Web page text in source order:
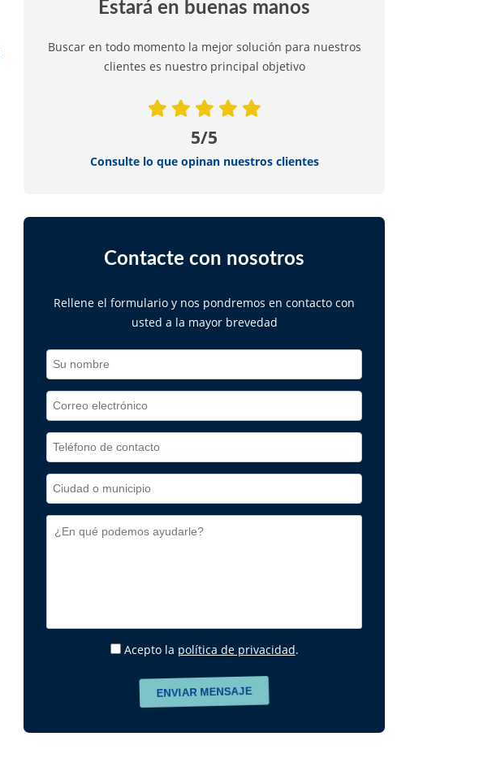
Estará en buenas manos
Buscar en todo momento la mejor solución para nuestros
clientes es nuestro principal objetivo
5/5
Consulte lo que opinan nuestros clientes
Contacte con nosotros
Rellene el formulario y nos pondremos en contacto con
usted a la mayor brevedad
Acepto la política de privacidad.